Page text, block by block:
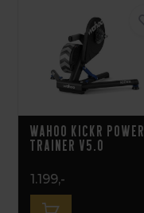
Wahoo KICKR Power
Trainer V5.0
1.199,-